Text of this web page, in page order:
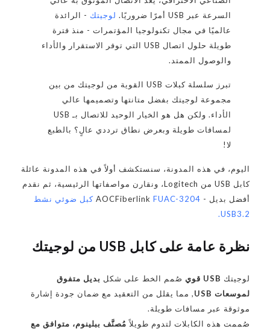
السرعة عبر USB أمرًا ضروريًا.
لوجيتك - الرائدة
عالميًا في مجال تكنولوجيا المؤتمرات - منذ فترة
طويلة حلول اتصال USB التي توفر الاستقرار والأداء
والوصول الممتد.
تبرز سلسلة كبلات USB القوية من لوجيتك من بين
مجموعة لوجيتك بفضل متانتها وتصميمها عالي
الأداء. ولكن هل هو الخيار الوحيد للاتصال بـ USB
لمسافات طويلة وبعرض نطاق ترددي عالٍ؟ بالطبع
لا!
اليوم، في هذه المدونة، سنستكشف أولاً في هذه المدونة عائلة
كابل USB من Logitech، ونقارن مواصفاتها الرئيسية، ثم نقدم
أفضل بديل - AOCFiberlink
FUAC-3204 كبل ضوئي نشط
USB3.2.
نظرة عامة على كابل USB من لوجيتك
لوجيتك USB قوي صُمم الخط على شكل بديل متفوق
لموسعات USB
, مما يقلل من التعقيد مع ضمان جودة إشارة
موثوقة عبر مسافات طويلة.
صُممت هذه الكابلات لتدوم طويلاً مُصنَّف ببلينوم، متوافق مع